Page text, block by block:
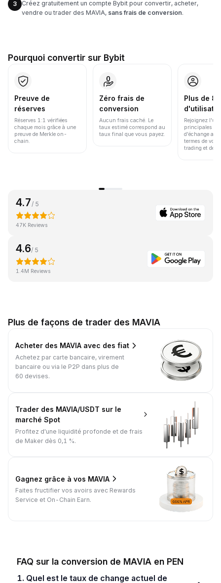
3
Créez gratuitement un compte Bybit pour convertir, acheter,
vendre ou trader des MAVIA, sans frais de conversion.
Pourquoi convertir sur Bybit
Preuve de
réserves
Réserves 1:1 vérifiées
chaque mois grâce à une
preuve de Merkle on-
chain.
Zéro frais de
conversion
Aucun frais caché. Le
taux estimé correspond au
taux final que vous payez.
Plus de
Rejoignez
principales
d'échange au
termes de
trading et de
4.7/ 5
47K Reviews
4.6/ 5
1.4M Reviews
Plus de façons de trader des MAVIA
Acheter des MAVIA avec des fiat
Achetez par carte bancaire, virement
bancaire ou via le P2P dans plus de
60 devises.
Trader des MAVIA/USDT sur le
marché Spot
Profitez d'une liquidité profonde et de frais
de Maker dès 0,1 %.
Gagnez grâce à vos MAVIA
Faites fructifier vos avoirs avec Rewards
Service et On-Chain Earn.
FAQ sur la conversion de MAVIA en PEN
1. Quel est le taux de change actuel de